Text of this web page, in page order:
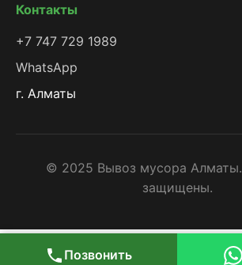
Контакты
+7 747 729 1989
WhatsApp
г. Алматы
© 2025 Вывоз мусора Алматы.
защищены.
Позвонить